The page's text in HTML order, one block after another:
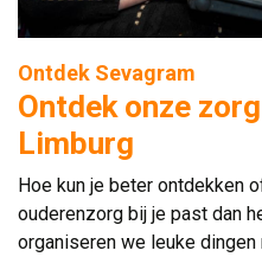
Ontdek Sevagram
Ontdek onze
Limburg
Hoe kun je beter ontdekken
ouderenzorg bij je past dan
organiseren we leuke dingen